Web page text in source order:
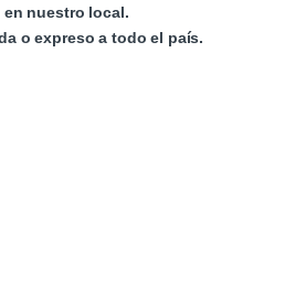
en nuestro local.
o expreso a todo el país.